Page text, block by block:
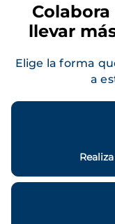
llevar
Elige la forma
a